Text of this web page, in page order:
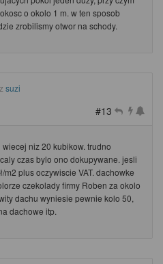
o okolo 1 m. w ten sposob
zrobilismy otwor na schody.
suzi
#13
niz 20 kubikow. trudno
czas bylo ono dokupywane. jesli
m2 plus oczywiscie VAT. dachowke
czekolady firmy Roben za okolo
dachu wyniesie pewnie kolo 50,
dachowe itp.